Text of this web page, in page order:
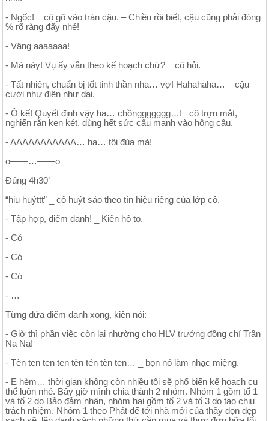
- Ngốc! _ cô gõ vào trán cậu. – Chiều rồi biết, cậu cũng phải đóng
% rõ ràng đấy nhé!
- Vâng ạaaaaaa!
- Mà này! Vụ ấy vẫn theo kế hoạch chứ? _ cô hỏi.
- Tất nhiên, chuẩn bị tốt tinh thần nha… vợ! Hahahaha… _ cậu
cười như điên như dại.
- Ô kế! Quyết định vậy ha… chồnggggggg…!_ cô trợn mắt,
nghiến rằn ken két, dùng hết sức cấu mạnh vào hông cậu.
- AAAAAAAAAAA… ha… tôi đùa mà!
o——…——o
Đúng 4h30’
“hiu huýttt” _ cô huýt sáo theo tín hiệu riêng của lớp cô.
- Tập hợp, điểm danh! _ Kiên hô to.
- Có
- Có
- Có
- …
Từng đứa điểm danh xong, kiên nói:
- Giờ thì phần việc còn lại nhường cho HLV trưởng đồng chí Trần
Na Na!
- Tèn ten ten ten tèn tén tèn ten… _ bọn nó làm nhạc miệng.
- E hèm… thời gian không còn nhiều tôi sẽ phổ biến kế hoạch cụ
thể luôn nhé. Bây giờ mình chia thành 2 nhóm. Nhóm 1 gồm tổ 1
và tổ 2 do Bảo đảm nhận, nhóm hai gồm tổ 2 và tổ 3 do tao chịu
trách nhiệm. Nhóm 1 theo Phát để tới nhà mới của thầy dọn dẹp